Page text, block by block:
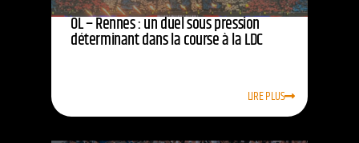
OL – Rennes : un duel sous pression
déterminant dans la course à la LDC
LIRE PLUS